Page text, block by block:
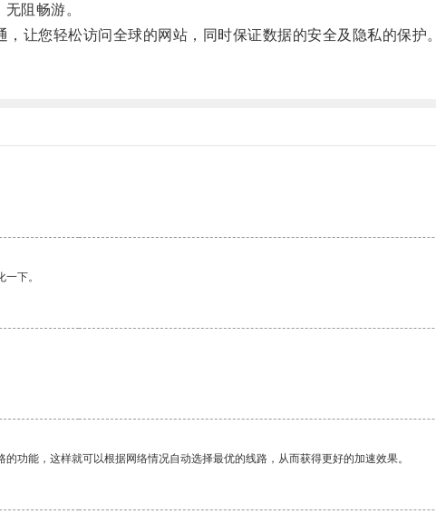
阻畅游。
您轻松访问全球的网站，同时保证数据的安全及隐私的保护。
下。
功能，这样就可以根据网络情况自动选择最优的线路，从而获得更好的加速效果。